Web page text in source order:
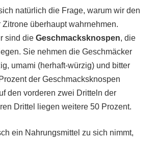
natürlich die Frage, warum wir den
Zitrone überhaupt wahrnehmen.
sind die Geschmacksknospen, die
Sie nehmen die Geschmäcker
umami (herhaft-würzig) und bitter
der Geschmacksknospen
den vorderen zwei Dritteln der
Drittel liegen weitere 50 Prozent.
ein Nahrungsmittel zu sich nimmt,